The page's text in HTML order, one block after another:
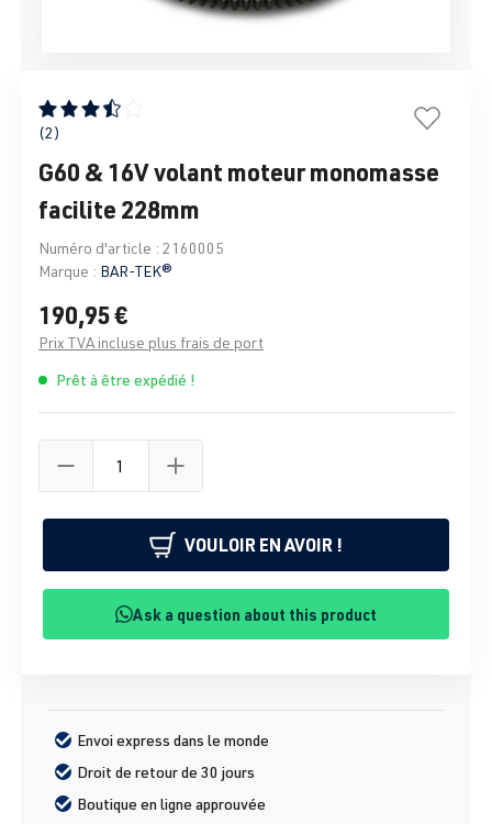
Note moyenne de 3.5 sur 5 étoiles
(2)
G60 & 16V volant moteur monomasse
facilite 228mm
Numéro d'article : 2160005
Marque : BAR-TEK®
190,95 €
Prix TVA incluse plus frais de port
Prêt à être expédié !
VOULOIR EN AVOIR !
Ask a question about this product
Envoi express dans le monde
Droit de retour de 30 jours
Boutique en ligne approuvée